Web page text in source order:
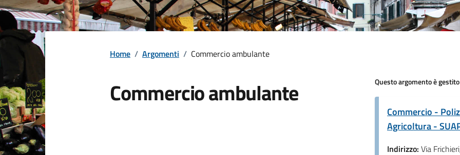
Home / Argomenti / Commercio ambulante
Commercio ambulante Questo argomento è
Commercio -
Agricoltura -
Indirizzo: Via